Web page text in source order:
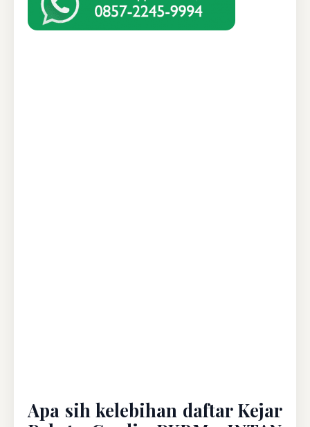
Apa sih kelebihan daftar Kejar